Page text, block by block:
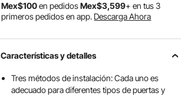
Mex$100en pedidosMex$3,599+ en tus 3
primeros pedidos en app. Descarga Ahora
Características y detalles
Tres métodos de instalación: Cada uno es
adecuado para diferentes tipos de puertas y